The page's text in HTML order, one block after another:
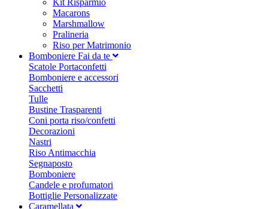
Kit Risparmio
Macarons
Marshmallow
Pralineria
Riso per Matrimonio
Bomboniere Fai da te
Scatole Portaconfetti
Bomboniere e accessori
Sacchetti
Tulle
Bustine Trasparenti
Coni porta riso/confetti
Decorazioni
Nastri
Riso Antimacchia
Segnaposto
Bomboniere
Candele e profumatori
Bottiglie Personalizzate
Caramellata